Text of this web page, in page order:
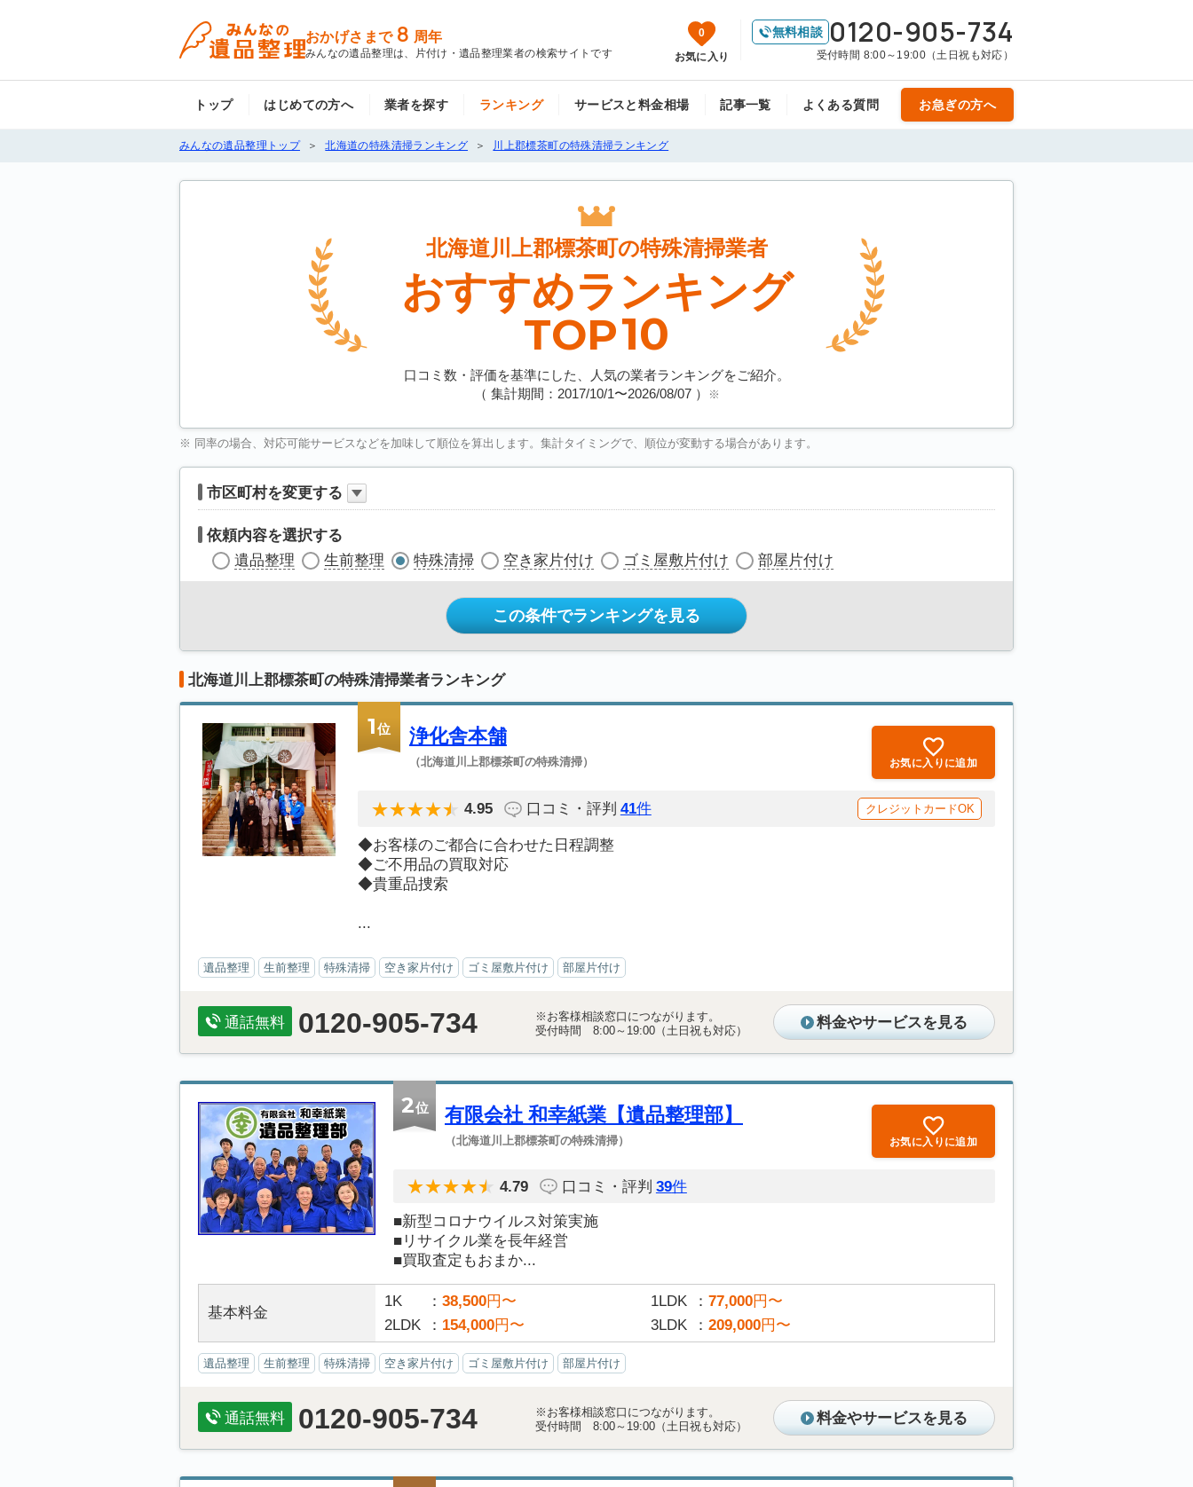
おかげさまで 8 周年
みんなの遺品整理は、片付け・遺品整理業者の検索サイトです
0
お気に入り
無料相談 0120-905-734
受付時間 8:00～19:00（土日祝も対応）
トップ はじめての方へ 業者を探す ランキング サービスと料金相場 記事一覧 よくある質問 お急ぎの方へ
みんなの遺品整理トップ 北海道の特殊清掃ランキング 川上郡標茶町の特殊清掃ランキング
北海道川上郡標茶町の特殊清掃業者
おすすめランキング
TOP10
口コミ数・評価を基準にした、人気の業者ランキングをご紹介。
（ 集計期間：2017/10/1〜2026/08/07） ※
※ 同率の場合、対応可能サービスなどを加味して順位を算出します。集計タイミングで、順位が変動する場合があります。
市区町村を変更する
依頼内容を選択する
遺品整理
生前整理 特殊清掃 空き家片付け ゴミ屋敷片付け 部屋片付け
この条件でランキングを見る
北海道川上郡標茶町の特殊清掃業者ランキング
1位 浄化舎本舗
（北海道川上郡標茶町の特殊清掃） お気に入りに追加
4.95 口コミ・評判 41件 クレジットカードOK
◆お客様のご都合に合わせた日程調整
◆ご不用品の買取対応
◆貴重品捜索
...
遺品整理 生前整理 特殊清掃 空き家片付け ゴミ屋敷片付け 部屋片付け
通話無料 0120-905-734
※お客様相談窓口につながります。
受付時間 8:00～19:00（土日祝も対応）
料金やサービスを見る
2位 有限会社 和幸紙業【遺品整理部】
（北海道川上郡標茶町の特殊清掃） お気に入りに追加
4.79 口コミ・評判 39件
■新型コロナウイルス対策実施
■リサイクル業を長年経営
■買取査定もおまか...
基本料金
1K 38,500円〜 1LDK 77,000円〜
2LDK
154,000円〜 3LDK 209,000円〜
遺品整理 生前整理 特殊清掃 空き家片付け ゴミ屋敷片付け 部屋片付け
通話無料 0120-905-734
※お客様相談窓口につながります。
受付時間 8:00～19:00（土日祝も対応）
料金やサービスを見る